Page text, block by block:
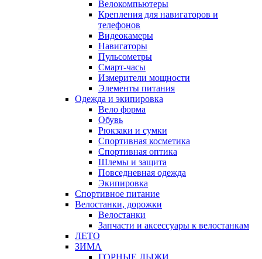
Велокомпьютеры
Крепления для навигаторов и
телефонов
Видеокамеры
Навигаторы
Пульсометры
Смарт-часы
Измерители мощности
Элементы питания
Одежда и экипировка
Вело форма
Обувь
Рюкзаки и сумки
Спортивная косметика
Спортивная оптика
Шлемы и защита
Повседневная одежда
Экипировка
Спортивное питание
Велостанки, дорожки
Велостанки
Запчасти и аксессуары к велостанкам
ЛЕТО
ЗИМА
ГОРНЫЕ ЛЫЖИ